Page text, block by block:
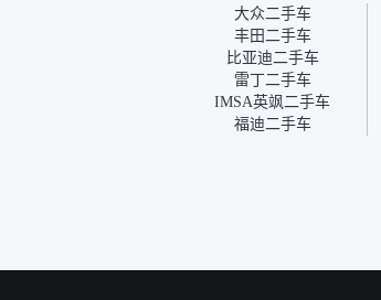
我第一天看车，第二天你们
就约我到店，我第三天去提
的车。去之前我提前跟交接
人员说好，到了之后要当着
我的面再做一次复检，你们
也安排了师傅，服务可以，
速度很快。体验下来自营车
大众二手车
丰田二手车
比亚迪二手车
雷丁二手车
IMSA英飒二手车
福迪二手车